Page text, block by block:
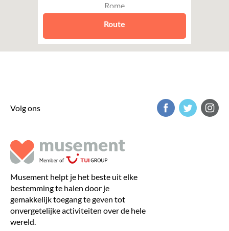
Rome
Route
Volg ons
Musement helpt je het beste uit elke
bestemming te halen door je
gemakkelijk toegang te geven tot
onvergetelijke activiteiten over de hele
wereld.